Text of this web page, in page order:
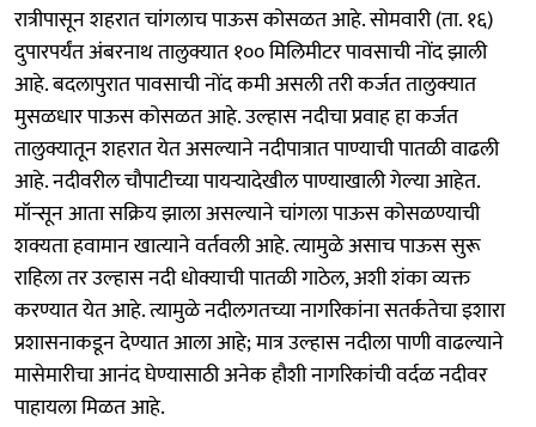
रात्रीपासून शहरात चांगलाच पाऊस कोसळत आहे. सोमवारी (ता. १६)
दुपारपर्यंत अंबरनाथ तालुक्यात १०० मिलिमीटर पावसाची नोंद झाली
आहे. बदलापुरात पावसाची नोंद कमी असली तरी कर्जत तालुक्यात
मुसळधार पाऊस कोसळत आहे. उल्हास नदीचा प्रवाह हा कर्जत
तालुक्यातून शहरात येत असल्याने नदीपात्रात पाण्याची पातळी वाढली
आहे. नदीवरील चौपाटीच्या पायऱ्यादेखील पाण्याखाली गेल्या आहेत.
मॉन्सून आता सक्रिय झाला असल्याने चांगला पाऊस कोसळण्याची
शक्यता हवामान खात्याने वर्तवली आहे. त्यामुळे असाच पाऊस सुरू
राहिला तर उल्हास नदी धोक्याची पातळी गाठेल, अशी शंका व्यक्त
करण्यात येत आहे. त्यामुळे नदीलगतच्या नागरिकांना सतर्कतेचा इशारा
प्रशासनाकडून देण्यात आला आहे; मात्र उल्हास नदीला पाणी वाढल्याने
मासेमारीचा आनंद घेण्यासाठी अनेक हौशी नागरिकांची वर्दळ नदीवर
पाहायला मिळत आहे.